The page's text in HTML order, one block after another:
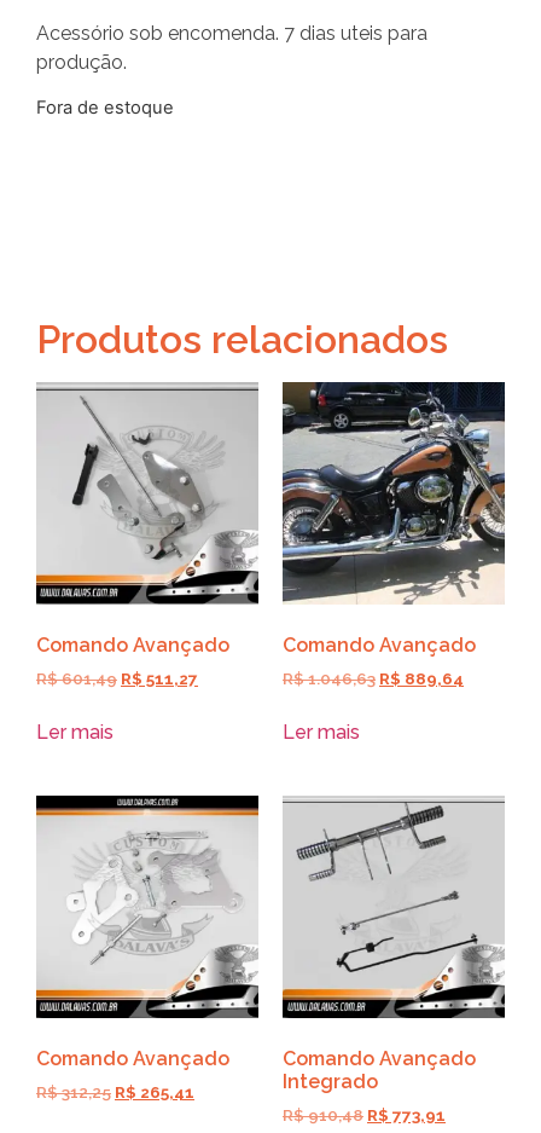
Acessório sob encomenda. 7 dias uteis para
produção.
Fora de estoque
Produtos relacionados
Comando Avançado
R$601,49 R$ 511,27
Ler mais
Comando Avançado
R$1.046,63 R$ 889,64
Ler mais
Comando Avançado
R$312,25 R$ 265,41
Comando Avançado
Integrado
R$910,48 R$ 773,91